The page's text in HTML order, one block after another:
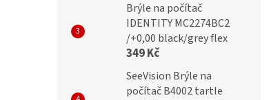
Brýle na počítač
IDENTITY MC2274BC2
/+0,00 black/grey flex
349 Kč
SeeVision Brýle na
počítač B4002 tartle